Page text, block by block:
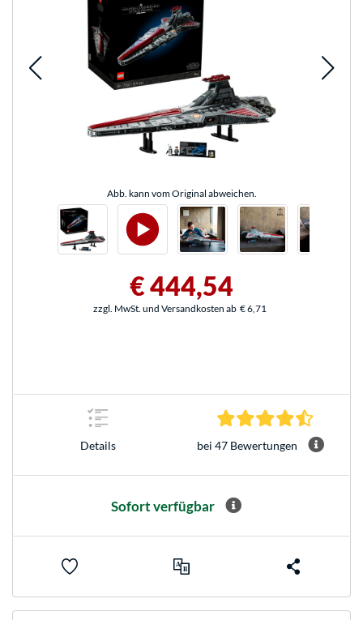
Abb. kann vom Original abweichen.
€ 444,54
zzgl. MwSt. und Versandkosten ab € 6,71
Details bei 47 Bewertungen
Sofort verfügbar